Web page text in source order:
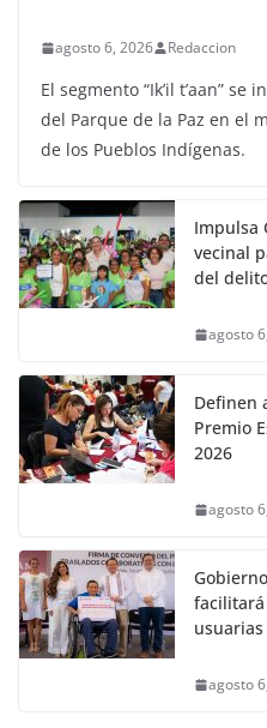
agosto 6, 2026 Redaccion
El segmento “Ik’il t’aan”
del Parque de la Paz en el
de los Pueblos Indígenas.
Impulsa
vecinal
del
agosto
Definen
Premio
2026
agosto
usuarias
agosto